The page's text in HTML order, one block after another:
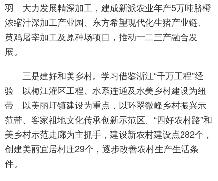
羽，大力发展精深加工，建成新派农业年产5万吨脐橙
浓缩汁深加工产业园、东方希望现代化生猪产业链、
黄鸡屠宰加工及原种场项目，推动一二三产融合发
展。
三是建好和美乡村。学习借鉴浙江“千万工程”经
验，以梅江灌区工程、水系连通及水美乡村建设为纽
带，以美丽圩镇建设为重点，以环翠微峰乡村振兴示
范带、客家祖地文化传承创新示范区、“四好农村路”和
美乡村示范走廊为主抓手，建设新农村建设点282个，
创建美丽宜居村庄29个，逐步改善农村生产生活条
件。